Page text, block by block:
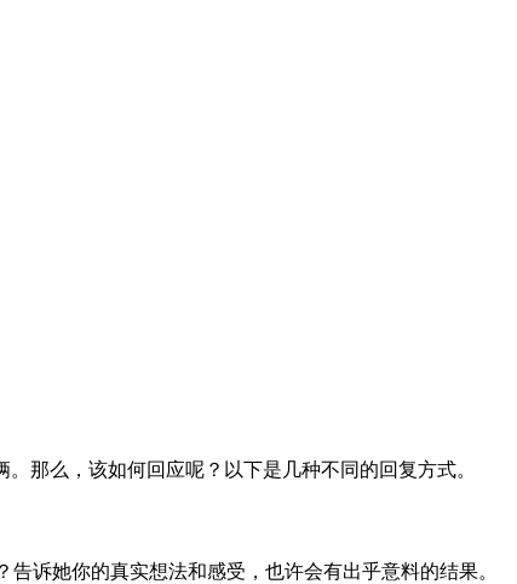
那么，该如何回应呢？以下是几种不同的回复方式。
诉她你的真实想法和感受，也许会有出乎意料的结果。